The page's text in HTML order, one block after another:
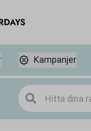
Kampanjer